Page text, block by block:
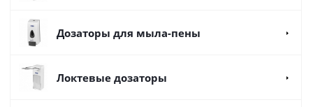
Дозаторы для мыла-пены
Локтевые дозаторы